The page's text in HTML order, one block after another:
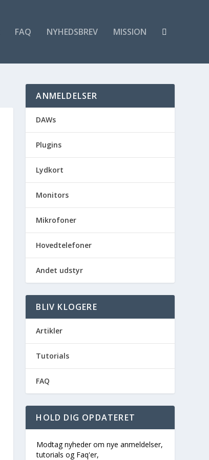
FAQ NYHEDSBREV MISSION
ANMELDELSER
DAWs
Plugins
Lydkort
Monitors
Mikrofoner
Hovedtelefoner
Andet udstyr
BLIV KLOGERE
Artikler
Tutorials
FAQ
HOLD DIG OPDATERET
Modtag nyheder om nye anmeldelser,
tutorials og Faq'er,